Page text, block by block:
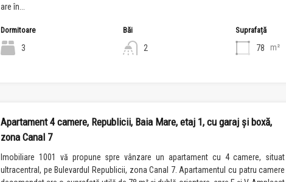
are în...
Dormitoare
3
Băi
2
Suprafață
78 m²
Apartament 4 camere, Republicii, Baia Mare, etaj 1, cu garaj și boxă,
zona Canal 7
Imobiliare 1001 vă propune spre vânzare un apartament cu 4 camere, situat
ultracentral, pe Bulevardul Republicii, zona Canal 7. Apartamentul cu patru camere